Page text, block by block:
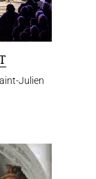
Julien